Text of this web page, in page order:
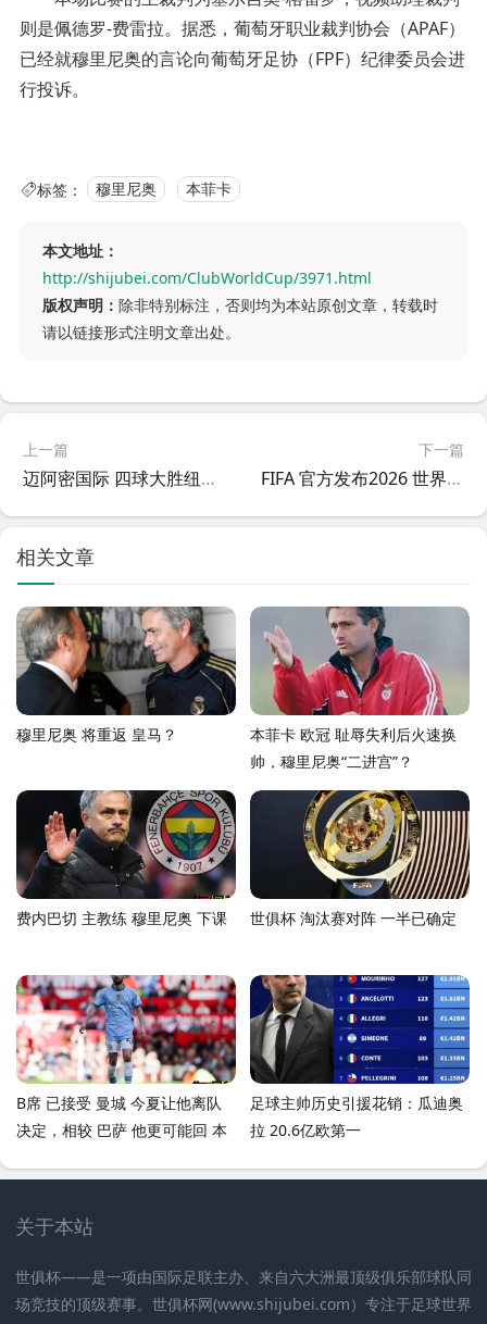
则是佩德罗-费雷拉。据悉，葡萄牙职业裁判协会（APAF）
已经就穆里尼奥的言论向葡萄牙足协（FPF）纪律委员会进
行投诉。
标签： 穆里尼奥 本菲卡
本文地址：
http://shijubei.com/ClubWorldCup/3971.html
版权声明： 除非特别标注，否则均为本站原创文章，转载时
请以链接形式注明文章出处。
上一篇
迈阿密国际 四球大胜纽约城，提前晋级季后赛
下一篇
FIFA 官方发布2026 世界杯 吉祥物，凸显美加墨三国文化符号
相关文章
穆里尼奥 将重返 皇马？
本菲卡 欧冠 耻辱失利后火速换
帅，穆里尼奥“二进宫”？
费内巴切 主教练 穆里尼奥 下课 世俱杯 淘汰赛对阵 一半已确定
B席 已接受 曼城 今夏让他离队
决定，相较 巴萨 他更可能回 本
足球主帅历史引援花销：瓜迪奥
拉 20.6亿欧第一
关于本站
世俱杯——是一项由国际足联主办、来自六大洲最顶级俱乐部球队同
场竞技的顶级赛事。世俱杯网(www.shijubei.com）专注于足球世界